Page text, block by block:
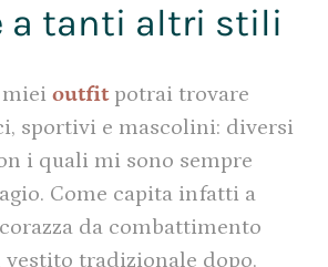
a tanti altri stili
outfitpotrai trovare
sportivi e mascolini: diversi
i quali mi sono sempre
Come capita infatti a
da combattimento
tradizionale dopo.